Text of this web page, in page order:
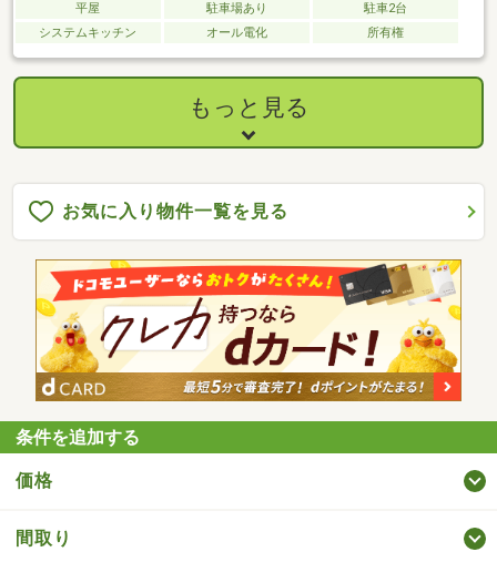
平屋 駐車場あり
駐車2台
システムキッチン
オール電化 所有権
もっと見る
お気に入り物件一覧を見る
条件を追加する
価格
間取り